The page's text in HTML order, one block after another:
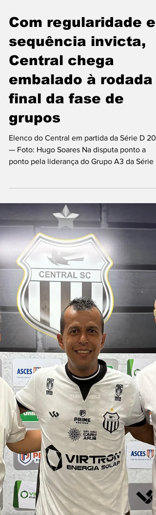
21 de jul. de 2025 2 min de leitura
Com regularidade e
sequência invicta,
Central chega
final da fase de
grupos
Elenco do Central em partida da Série D
— Foto: Hugo Soares Na disputa ponto a
ponto pela liderança do Grupo A3 da Série